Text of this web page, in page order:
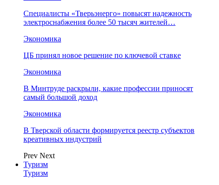
Специалисты «Тверьэнерго» повысят надежность
электроснабжения более 50 тысяч жителей…
Экономика
ЦБ принял новое решение по ключевой ставке
Экономика
В Минтруде раскрыли, какие профессии приносят
самый большой доход
Экономика
В Тверской области формируется реестр субъектов
креативных индустрий
Prev Next
Туризм
Туризм